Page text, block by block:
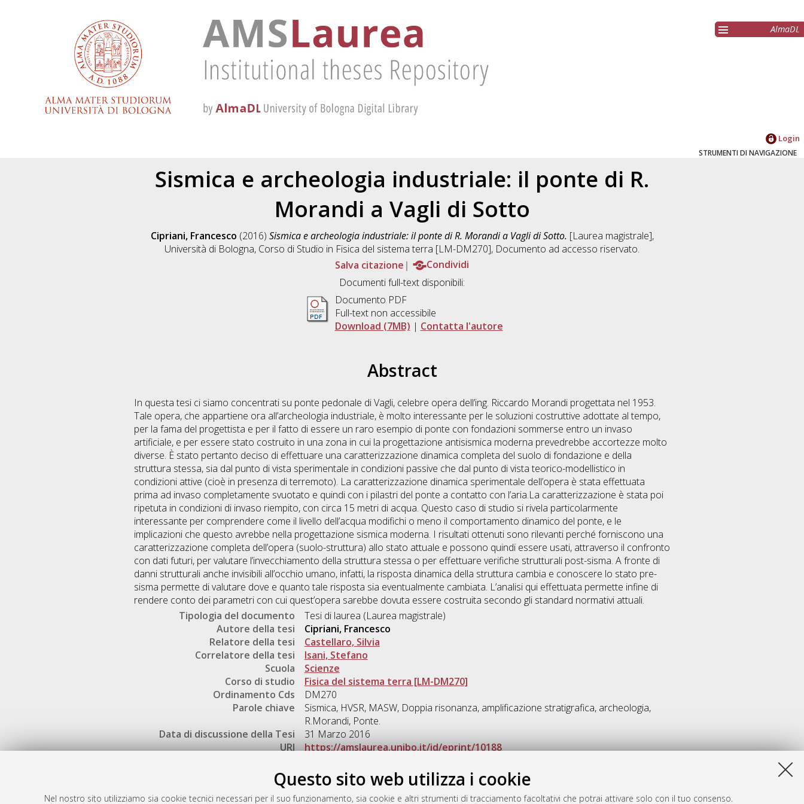
Questo sito web utilizza i cookie
Nel nostro sito utilizziamo sia cookie tecnici necessari per il suo funzionamento, sia cookie e altri strumenti di tracciamento facoltativi che potrai attivare solo con il tuo consenso.
AlmaDL
Login
STRUMENTI DI NAVIGAZIONE
Sismica e archeologia industriale: il ponte di R.
Morandi a Vagli di Sotto
Cipriani, Francesco (2016) Sismica e archeologia industriale: il ponte di R. Morandi a Vagli di Sotto. [Laurea magistrale],
Università di Bologna, Corso di Studio in Fisica del sistema terra [LM-DM270], Documento ad accesso riservato.
Salva citazione
Condividi
Documenti full-text disponibili:
Documento PDF
Full-text non accessibile
Download (7MB) | Contatta l'autore
Abstract
In questa tesi ci siamo concentrati su ponte pedonale di Vagli, celebre opera dell’ing. Riccardo Morandi progettata nel 1953.
Tale opera, che appartiene ora all’archeologia industriale, è molto interessante per le soluzioni costruttive adottate al tempo,
per la fama del progettista e per il fatto di essere un raro esempio di ponte con fondazioni sommerse entro un invaso
artificiale, e per essere stato costruito in una zona in cui la progettazione antisismica moderna prevedrebbe accortezze molto
diverse. È stato pertanto deciso di effettuare una caratterizzazione dinamica completa del suolo di fondazione e della
struttura stessa, sia dal punto di vista sperimentale in condizioni passive che dal punto di vista teorico-modellistico in
condizioni attive (cioè in presenza di terremoto). La caratterizzazione dinamica sperimentale dell’opera è stata effettuata
prima ad invaso completamente svuotato e quindi con i pilastri del ponte a contatto con l’aria.La caratterizzazione è stata poi
ripetuta in condizioni di invaso riempito, con circa 15 metri di acqua. Questo caso di studio si rivela particolarmente
interessante per comprendere come il livello dell’acqua modifichi o meno il comportamento dinamico del ponte, e le
implicazioni che questo avrebbe nella progettazione sismica moderna. I risultati ottenuti sono rilevanti perché forniscono una
caratterizzazione completa dell’opera (suolo-struttura) allo stato attuale e possono quindi essere usati, attraverso il confronto
con dati futuri, per valutare l’invecchiamento della struttura stessa o per effettuare verifiche strutturali post-sisma. A fronte di
danni strutturali anche invisibili all’occhio umano, infatti, la risposta dinamica della struttura cambia e conoscere lo stato pre-
sisma permette di valutare dove e quanto tale risposta sia eventualmente cambiata. L’analisi qui effettuata permette infine di
rendere conto dei parametri con cui quest’opera sarebbe dovuta essere costruita secondo gli standard normativi attuali.
Tipologia del documento
Tesi di laurea (Laurea magistrale)
Autore della tesi
Cipriani, Francesco
Relatore della tesi
Castellaro, Silvia
Correlatore della tesi
Isani, Stefano
Scuola
Scienze
Corso di studio
Fisica del sistema terra [LM-DM270]
Ordinamento Cds
DM270
Parole chiave
Sismica, HVSR, MASW, Doppia risonanza, amplificazione stratigrafica, archeologia,
R.Morandi, Ponte.
Data di discussione della Tesi
31 Marzo 2016
URI
https://amslaurea.unibo.it/id/eprint/10188
Gestione del documento: